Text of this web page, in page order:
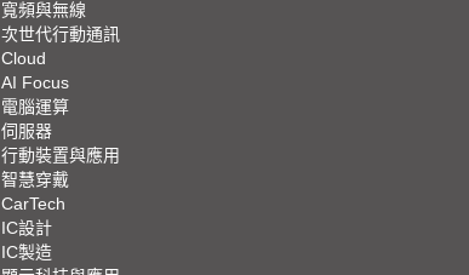
寬頻與無線
次世代行動通訊
Cloud
AI Focus
電腦運算
伺服器
行動裝置與應用
智慧穿戴
CarTech
IC設計
IC製造